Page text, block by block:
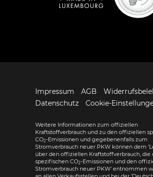
Impressum AGB
Datenschutz
Cookie-
Weitere Informationen zum offiziellen
Kraftstoffverbrauch und zu den offiziellen
CO2-Emissionen und gegebenenfalls zum
Stromverbrauch neuer PKW können dem
über den offiziellen Kraftstoffverbrauch,
spezifischen CO2-Emissionen und den
Stromverbrauch neuer PKW' entnommen